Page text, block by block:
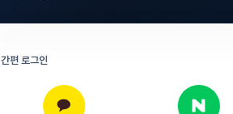
간편 로그인